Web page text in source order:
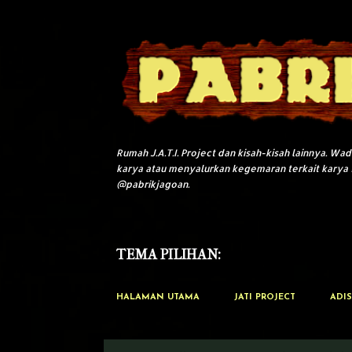
Rumah J.A.T.I. Project dan kisah-kisah lainnya.
karya atau menyalurkan kegemaran terkait karya
@pabrikjagoan.
TEMA PILIHAN:
HALAMAN UTAMA JATI PROJECT